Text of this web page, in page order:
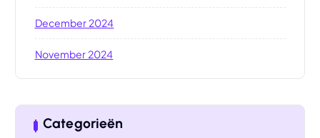
December 2024
November 2024
Categorieën